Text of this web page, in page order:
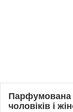
Парфумована
чоловіків і